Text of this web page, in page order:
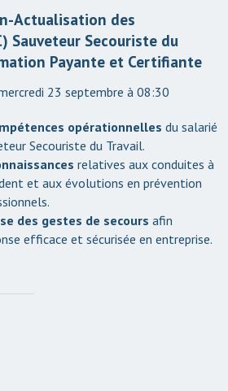
Actualisation des
Sauveteur Secouriste du
Payante et Certifiante
23 septembre à 08:30
opérationnelles du salarié
Secouriste du Travail.
relatives aux conduites à
et aux évolutions en prévention
des gestes de secours afin
efficace et sécurisée en entreprise.